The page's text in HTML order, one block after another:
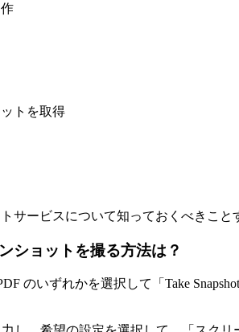
トを取得
サービスについて知っておくべきこと
ショットを撮る方法は？
のいずれかを選択して「Take